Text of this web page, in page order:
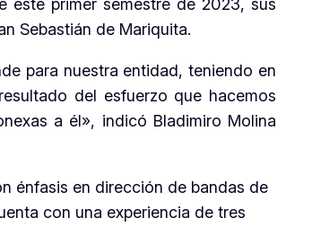
este primer semestre de 2023, sus
Sebastián de Mariquita.
para nuestra entidad, teniendo en
del esfuerzo que hacemos
a él», indicó Bladimiro Molina
énfasis en dirección de bandas de
con una experiencia de tres